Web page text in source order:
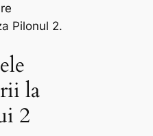
Pilonul 2.
la
2